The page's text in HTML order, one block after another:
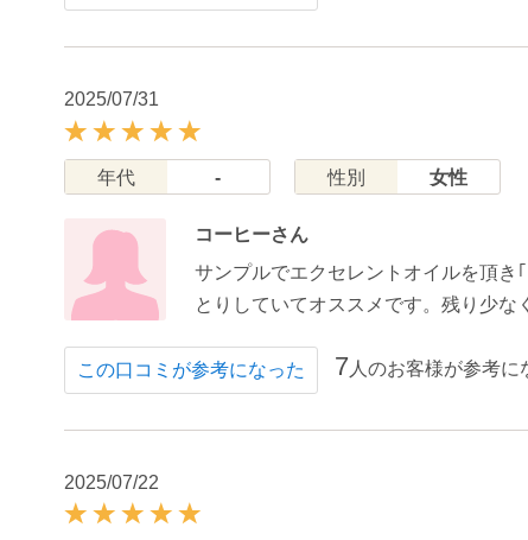
2025/07/31
年代 - 性別 女性
コーヒーさん
サンプルでエクセレントオイルを頂き
とりしていてオススメです。残り少な
この口コミが参考になった 7 人のお客様が参考
2025/07/22